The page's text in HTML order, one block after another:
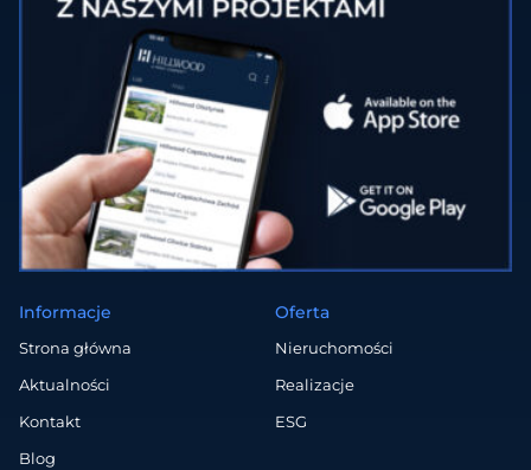
Informacje
Strona główna
Aktualności
Kontakt
Blog
Oferta
Nieruchomości
Realizacje
ESG